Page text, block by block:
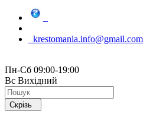
krestomania.info@gmail.com
Пн-Сб 09:00-19:00
Вс Вихідний
Скрізь